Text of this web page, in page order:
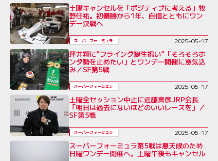
土曜キャンセルを「ポジティブに考える」牧
野任祐。初優勝から1年、自信とともにワン
デー決戦へ
スーパーフォーミュラ 2025-05-17
坪井翔に“フライング誕生祝い”「そろそろホ
ンダ勢を止めたい」とワンデー開催に意気込
み／SF第5戦
スーパーフォーミュラ 2025-05-17
土曜全セッション中止に近藤真彦JRP会長
「明日は過去にないほどのいいレースを」／
SF第5戦
スーパーフォーミュラ 2025-05-17
スーパーフォーミュラ第5戦は悪天候のため
日曜ワンデー開催へ。土曜午後もキャンセル